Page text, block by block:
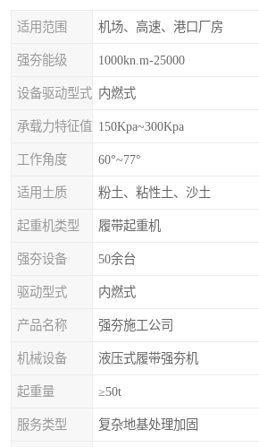
适用范围 机场、高速、港口厂房
强夯能级 1000kn.m-25000
设备驱动型式 内燃式
承载力特征值 150Kpa~300Kpa
工作角度 60°~77°
适用土质 粉土、粘性土、沙土
起重机类型 履带起重机
强夯设备 50余台
驱动型式 内燃式
产品名称 强夯施工公司
机械设备 液压式履带强夯机
起重量 ≥50t
服务类型 复杂地基处理加固